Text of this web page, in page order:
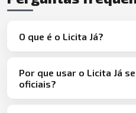
O que é o Licita Já?
Por que usar o Licita Já
oficiais?